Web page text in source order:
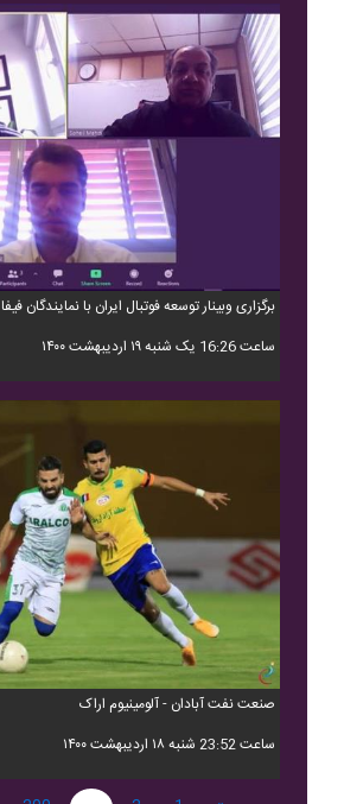
برگزاری وبینار توسعه فوتبال ایران با نمایندگان فیفا
ساعت 16:26 یک شنبه ۱۹ اردیبهشت ۱۴۰۰
صنعت نفت آبادان - آلومینیوم اراک
ساعت 23:52 شنبه ۱۸ اردیبهشت ۱۴۰۰